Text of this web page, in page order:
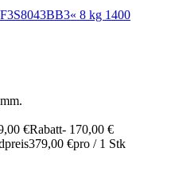
8 kg 1400
€Rabatt- 170,00 €
379,00 €pro / 1 Stk